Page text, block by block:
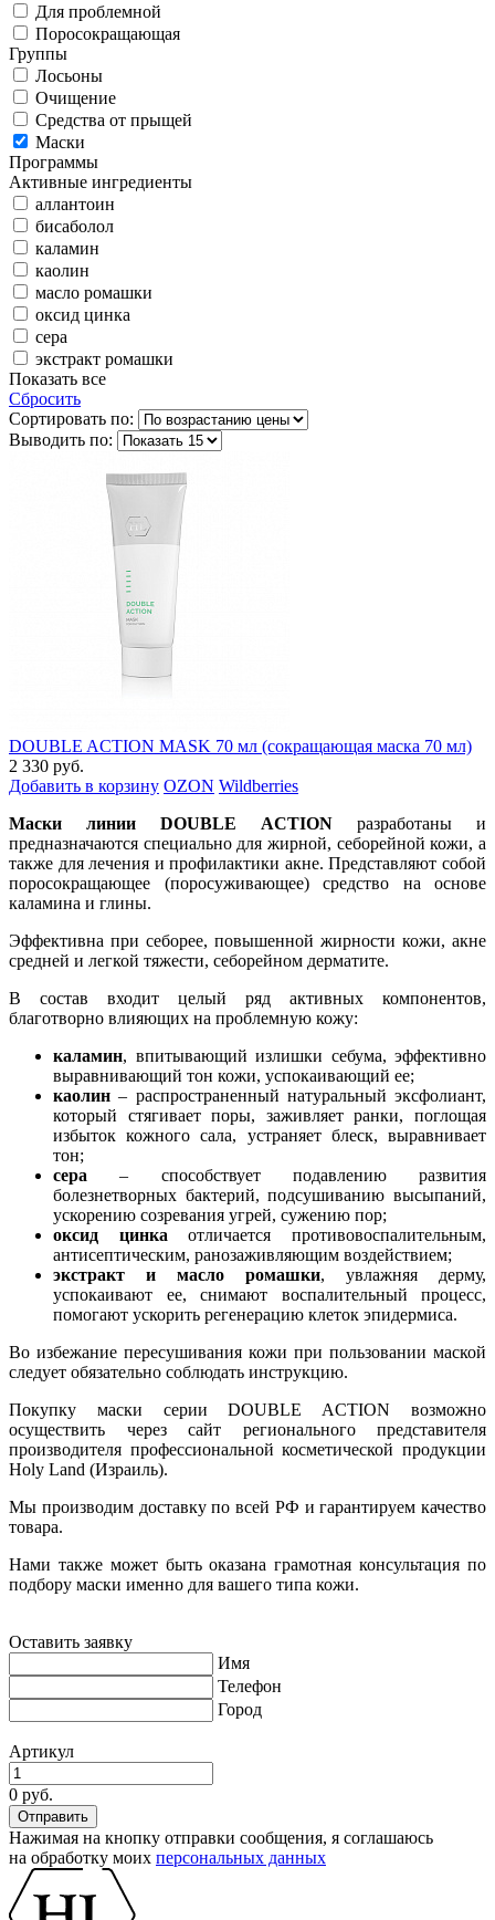
Для проблемной
Поросокращающая
Группы
Лосьоны
Очищение
Средства от прыщей
Маски
Программы
Активные ингредиенты
аллантоин
бисаболол
каламин
каолин
масло ромашки
оксид цинка
сера
экстракт ромашки
Показать все
Сбросить
Сортировать по:
Выводить по:
DOUBLE ACTION MASK 70 мл (сокращающая маска 70 мл)
2 330 руб.
Добавить в корзину OZON Wildberries
Маски линии DOUBLE ACTIONразработаны и
предназначаются специально для жирной, себорейной кожи, а
также для лечения и профилактики акне. Представляют собой
поросокращающее (поросуживающее) средство на основе
каламина и глины.
Эффективна при себорее, повышенной жирности кожи, акне
средней и легкой тяжести, себорейном дерматите.
В состав входит целый ряд активных компонентов,
благотворно влияющих на проблемную кожу:
каламин, впитывающий излишки себума, эффективно
выравнивающий тон кожи, успокаивающий ее;
каолин – распространенный натуральный эксфолиант,
который стягивает поры, заживляет ранки, поглощая
избыток кожного сала, устраняет блеск, выравнивает
тон;
сера – способствует подавлению развития
болезнетворных бактерий, подсушиванию высыпаний,
ускорению созревания угрей, сужению пор;
оксид цинка отличается противовоспалительным,
антисептическим, ранозаживляющим воздействием;
экстракт и масло ромашки, увлажняя дерму,
успокаивают ее, снимают воспалительный процесс,
помогают ускорить регенерацию клеток эпидермиса.
Во избежание пересушивания кожи при пользовании маской
следует обязательно соблюдать инструкцию.
Покупку маски серии DOUBLE ACTION возможно
осуществить через сайт регионального представителя
производителя профессиональной косметической продукции
Holy Land (Израиль).
Мы производим доставку по всей РФ и гарантируем качество
товара.
Нами также может быть оказана грамотная консультация по
подбору маски именно для вашего типа кожи.
Оставить заявку
Имя
Телефон
Город
Артикул
0 руб.
Нажимая на кнопку отправки сообщения, я соглашаюсь
на обработку моих персональных данных